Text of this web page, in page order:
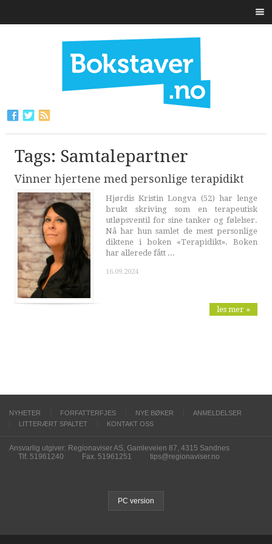
Tags: Samtalepartner
Vinner hjertene med personlige terapidikt
Hjørdis Kristin Longva (52) har lenge
brukt skriving som en terapeutisk
utløpsventil for sine tanker og følelser.
Nå har hun samlet de mest personlige
diktene i boken «Terapidikt». Boken
har allerede fått ...
16.09.2024
les mer »
NYHETER FORFATTERFJES NYE BØKER
ANMELDELSER
LITTERÆRT SPALTET
KONTAKT OSS
Ansvarlig utgiver: Regionaviser AS, Gamleveien 87, 4315 Sandnes
Tlf. 51961240
Fax. 51961251 tips@regionaviser.no
PC version